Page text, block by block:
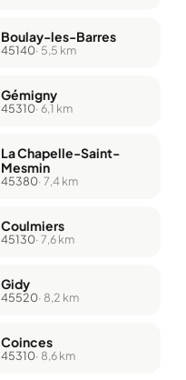
Boulay-les-Barres
45140· 5,5 km
Gémigny
45310· 6,1 km
La Chapelle-Saint-
Mesmin
45380· 7,4 km
Coulmiers
45130· 7,6 km
Gidy
45520· 8,2 km
Coinces
45310· 8,6 km